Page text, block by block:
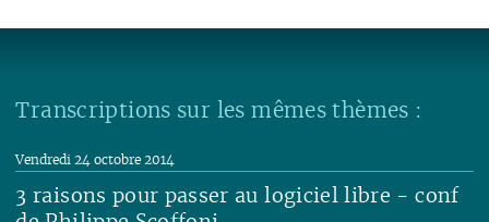
Transcriptions sur les mêmes thèmes :
3 raisons pour passer au logiciel libre - conf
Vendredi 24 octobre 2014